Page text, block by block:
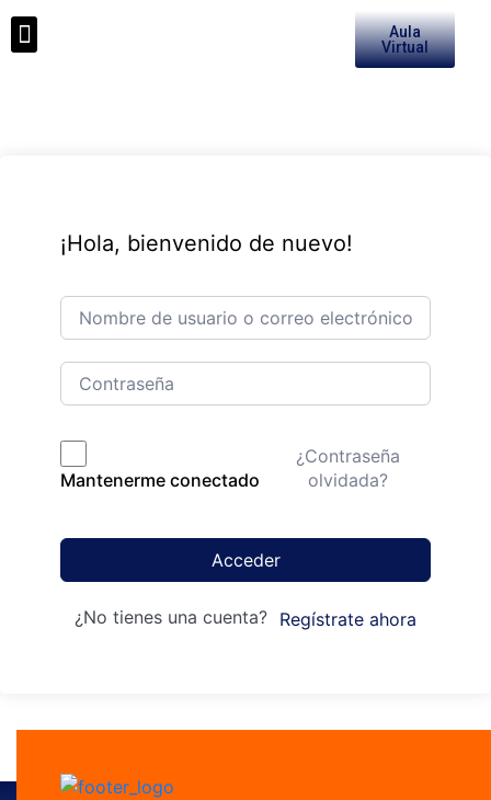
Aula
Virtual
¡Hola, bienvenido de nuevo!
Mantenerme conectado
¿Contraseña
olvidada?
Acceder
¿No tienes una cuenta? Regístrate ahora